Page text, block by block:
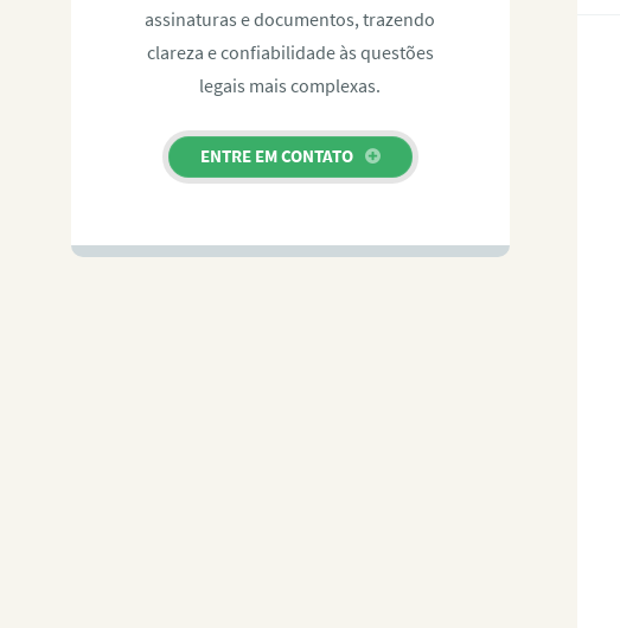
assinaturas e documentos, trazendo
clareza e confiabilidade às questões
legais mais complexas.
ENTRE EM CONTATO